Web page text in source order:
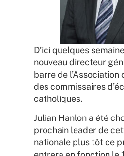
D’ici quelques
nouveau directeur
barre de l’Association
des commissaires
catholiques.
Julian Hanlon a été
prochain leader de
nationale plus tôt ce